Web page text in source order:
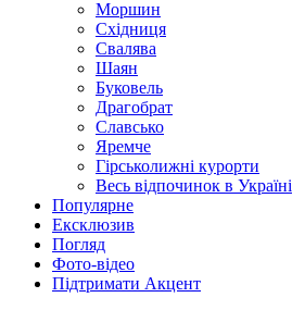
Моршин
Східниця
Свалява
Шаян
Буковель
Драгобрат
Славсько
Яремче
Гірськолижні курорти
Весь відпочинок в Україні
Популярне
Ексклюзив
Погляд
Фото-відео
Підтримати Акцент